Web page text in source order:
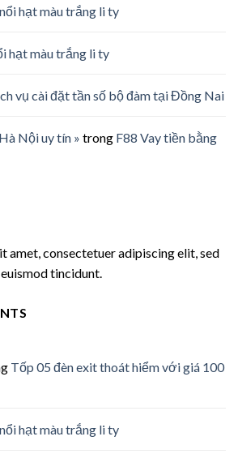
hạt màu trắng li ty
hạt màu trắng li ty
vụ cài đặt tần số bộ đàm tại Đồng Nai
Nội uy tín » trong F88 Vay tiền bằng
amet, consectetuer adipiscing elit, sed
tincidunt.
Tốp 05 đèn exit thoát hiểm với giá 100
hạt màu trắng li ty